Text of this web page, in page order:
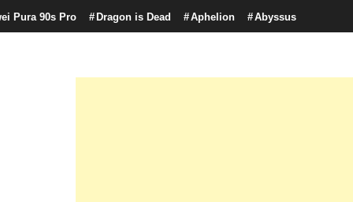
Pura 90s Pro Dragon is Dead Aphelion Abyssus